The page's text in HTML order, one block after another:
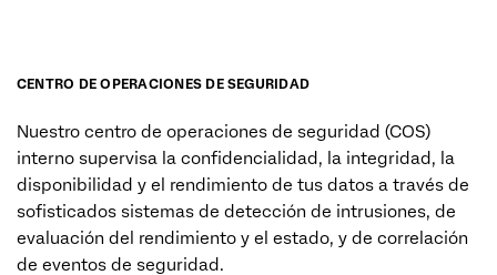
CENTRO DE OPERACIONES DE SEGURIDAD
Nuestro centro de operaciones de seguridad (COS)
interno supervisa la confidencialidad, la integridad, la
disponibilidad y el rendimiento de tus datos a través de
sofisticados sistemas de detección de intrusiones, de
evaluación del rendimiento y el estado, y de correlación
de eventos de seguridad.